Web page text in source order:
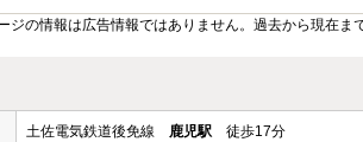
ジの情報は広告情報ではありません。過去から現在ま
土佐電気鉄道後免線 鹿児駅 徒歩17分